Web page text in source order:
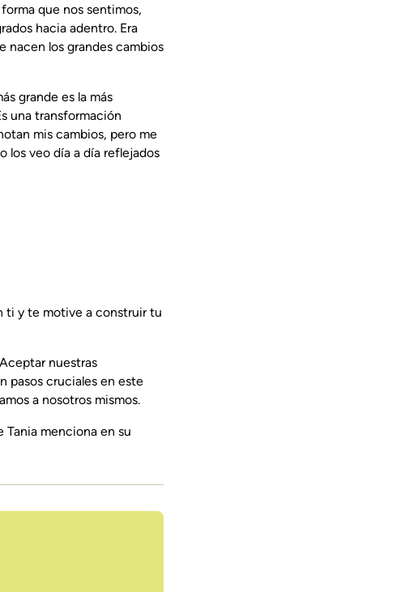
que nos sentimos,
hacia adentro. Era
nacen los grandes cambios
grande es la más
una transformación
mis cambios, pero me
los veo día a día reflejados
ti y te motive a construir tu
nuestras
pasos cruciales en este
a nosotros mismos.
Tania menciona en su